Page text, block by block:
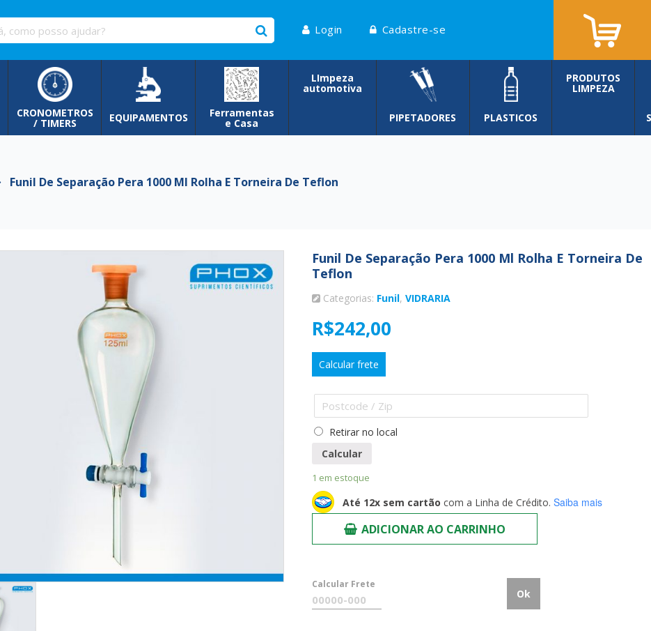
Login Cadastre-se
CRONOMETROS
/ TIMERS EQUIPAMENTOS Ferramentas
e Casa
LImpeza
automotiva
PIPETADORES PLASTICOS
PRODUTOS
LIMPEZA
Funil De Separação Pera 1000 Ml Rolha E Torneira De Teflon
Funil De Separação Pera 1000 Ml Rolha E Torneira De
Teflon
Categorias: Funil,VIDRARIA
R$242,00
Calcular frete
Retirar no local
Calcular
1 em estoque
Até 12x sem cartão com a Linha de Crédito. Saiba mais
ADICIONAR AO CARRINHO
Calcular Frete
Ok